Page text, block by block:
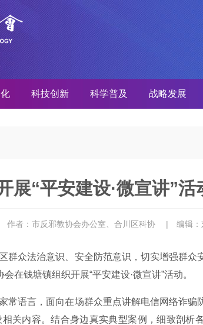
科技创新 科学普及 战略发展
展“平安建设·微宣讲”活
作者：市反邪教协会办公室、合川区科协 | 编辑：
群众法治意识、安全防范意识，切实增强群众
在钱塘镇组织开展“平安建设·微宣讲”活动。
常语言，面向在场群众重点讲解电信网络诈骗
关内容。结合身边真实典型案例，细致剖析